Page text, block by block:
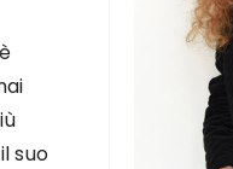
suo